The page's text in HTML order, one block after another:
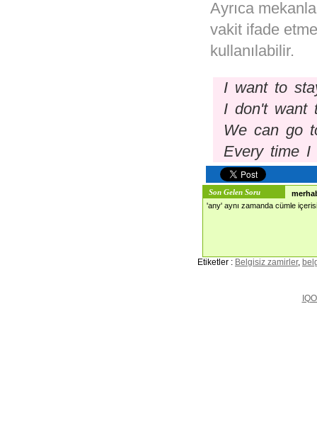
Ayrıca
vakit ifade
kullanılabilir.
I want to
I don't want
We can go
Every time I
Son Gelen Soru
'any' aynı zamanda cümle
Etiketler : Belgisiz zamirler,